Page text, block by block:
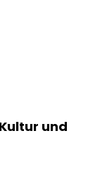
und